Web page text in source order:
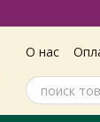
О нас